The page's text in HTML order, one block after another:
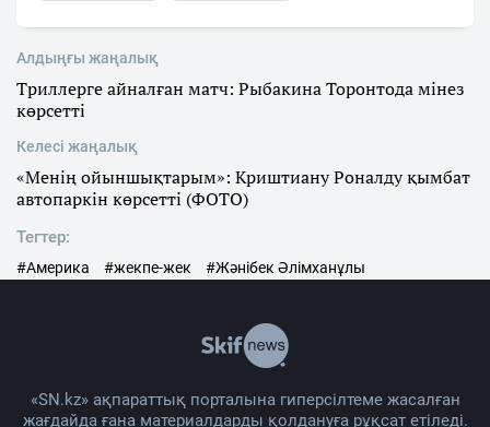
Алдыңғы жаңалық
Триллерге айналған матч: Рыбакина Торонтода мінез
көрсетті
Келесі жаңалық
«Менің ойыншықтарым»: Криштиану Роналду қымбат
автопаркін көрсетті (ФОТО)
Тегтер:
#Америка #жекпе-жек #Жәнібек Әлімханұлы
«SN.kz» ақпараттық порталына гиперсілтеме жасалған
жағдайда ғана материалдарды қолдануға рұқсат етіледі.